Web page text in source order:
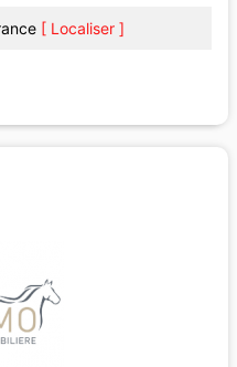
[ Localiser ]